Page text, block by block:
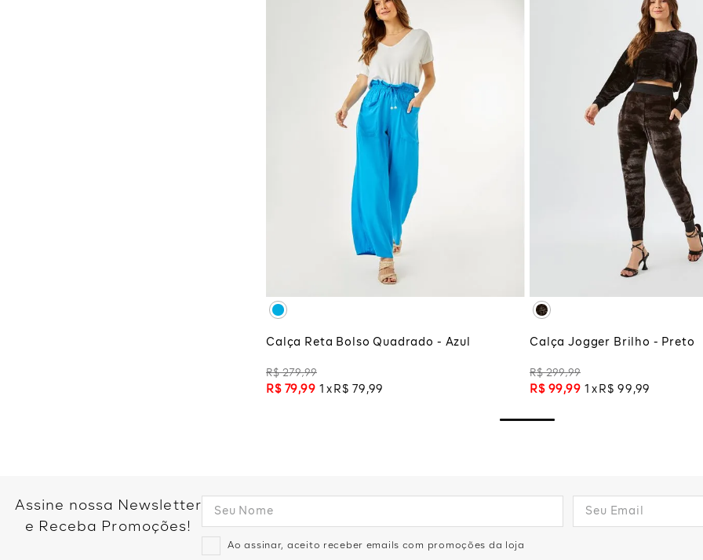
M
ADICIONAR À SACOLA
Calça Reta Bolso Quadrado - Azul
R$ 279,99
R$ 79,99 1 R$ 79 ,99
M
ADICIONAR À
Calça Jogger Brilho - Preto
R$ 299,99
R$ 99,99 1 R$ 99 ,99
Assine nossa Newsletter
e Receba Promoções!
Ao assinar, aceito receber emails com promoções da loja